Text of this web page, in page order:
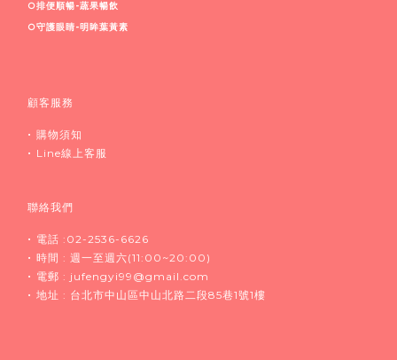
○排便順暢-蔬果暢飲
○守護眼睛-明眸葉黃素
顧客服務
• 購物須知
• Line線上客服
聯絡我們
• 電話 :02-2536-6626
• 時間 : 週一至週六(11:00~20:00)
• 電郵 : jufengyi99@gmail.com
• 地址 : 台北市中山區中山北路二段85巷1號1樓